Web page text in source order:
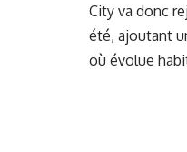
City va donc
été, ajoutant
où évolue